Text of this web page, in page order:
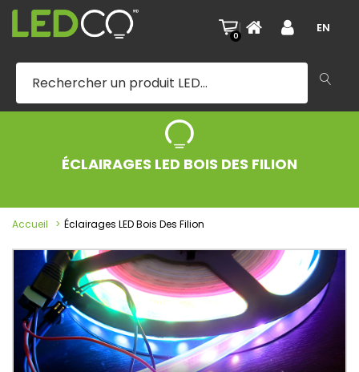
0
| EN
ÉCLAIRAGES LED BOIS DES FILION
Accueil Éclairages LED Bois Des Filion